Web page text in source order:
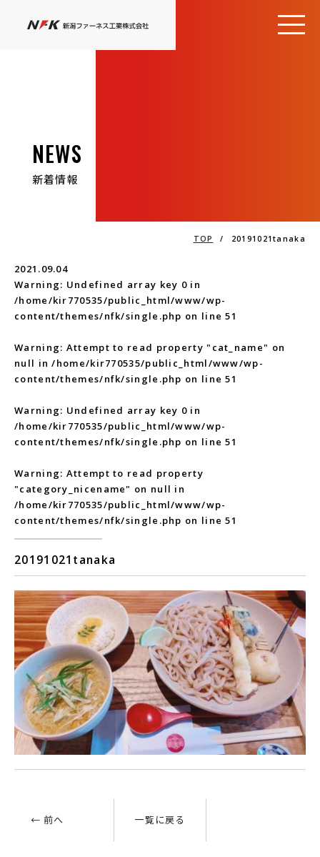
NEWS
新着情報
TOP / 20191021tanaka
2021.09.04
Warning: Undefined array key 0 in
/home/kir770535/public_html/www/wp-
content/themes/nfk/single.php on line51
Warning: Attempt to read property "cat_name" on
null in/home/kir770535/public_html/www/wp-
content/themes/nfk/single.php on line51
Warning: Undefined array key 0 in
/home/kir770535/public_html/www/wp-
content/themes/nfk/single.php on line51
Warning: Attempt to read property
"category_nicename" on null in
/home/kir770535/public_html/www/wp-
content/themes/nfk/single.php on line51
20191021tanaka
← 前へ 一覧に戻る